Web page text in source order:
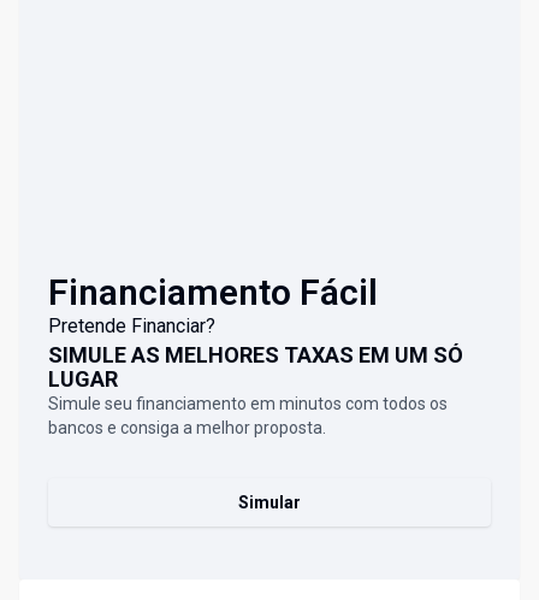
Financiamento Fácil
Pretende Financiar?
SIMULE AS MELHORES TAXAS EM UM SÓ
LUGAR
Simule seu financiamento em minutos com todos os
bancos e consiga a melhor proposta.
Simular